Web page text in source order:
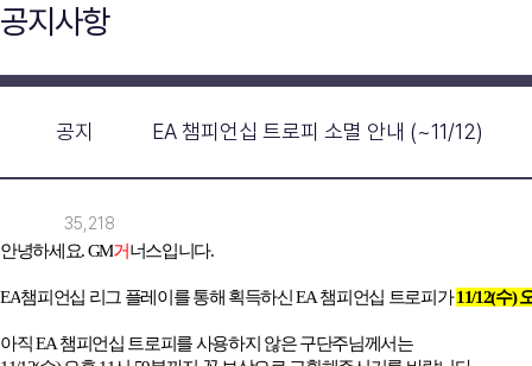
공지사항
공지 EA 챔피언십 트로피 소멸 안내 (~11/12)
35,218
안녕하세요. GM거너스입니다.
EA챔피언십 리그 플레이를 통해 획득하신 EA챔피언십 트로피가 11/12(수)
아직EA챔피언십 트로피를 사용하지 않은 구단주님께서는